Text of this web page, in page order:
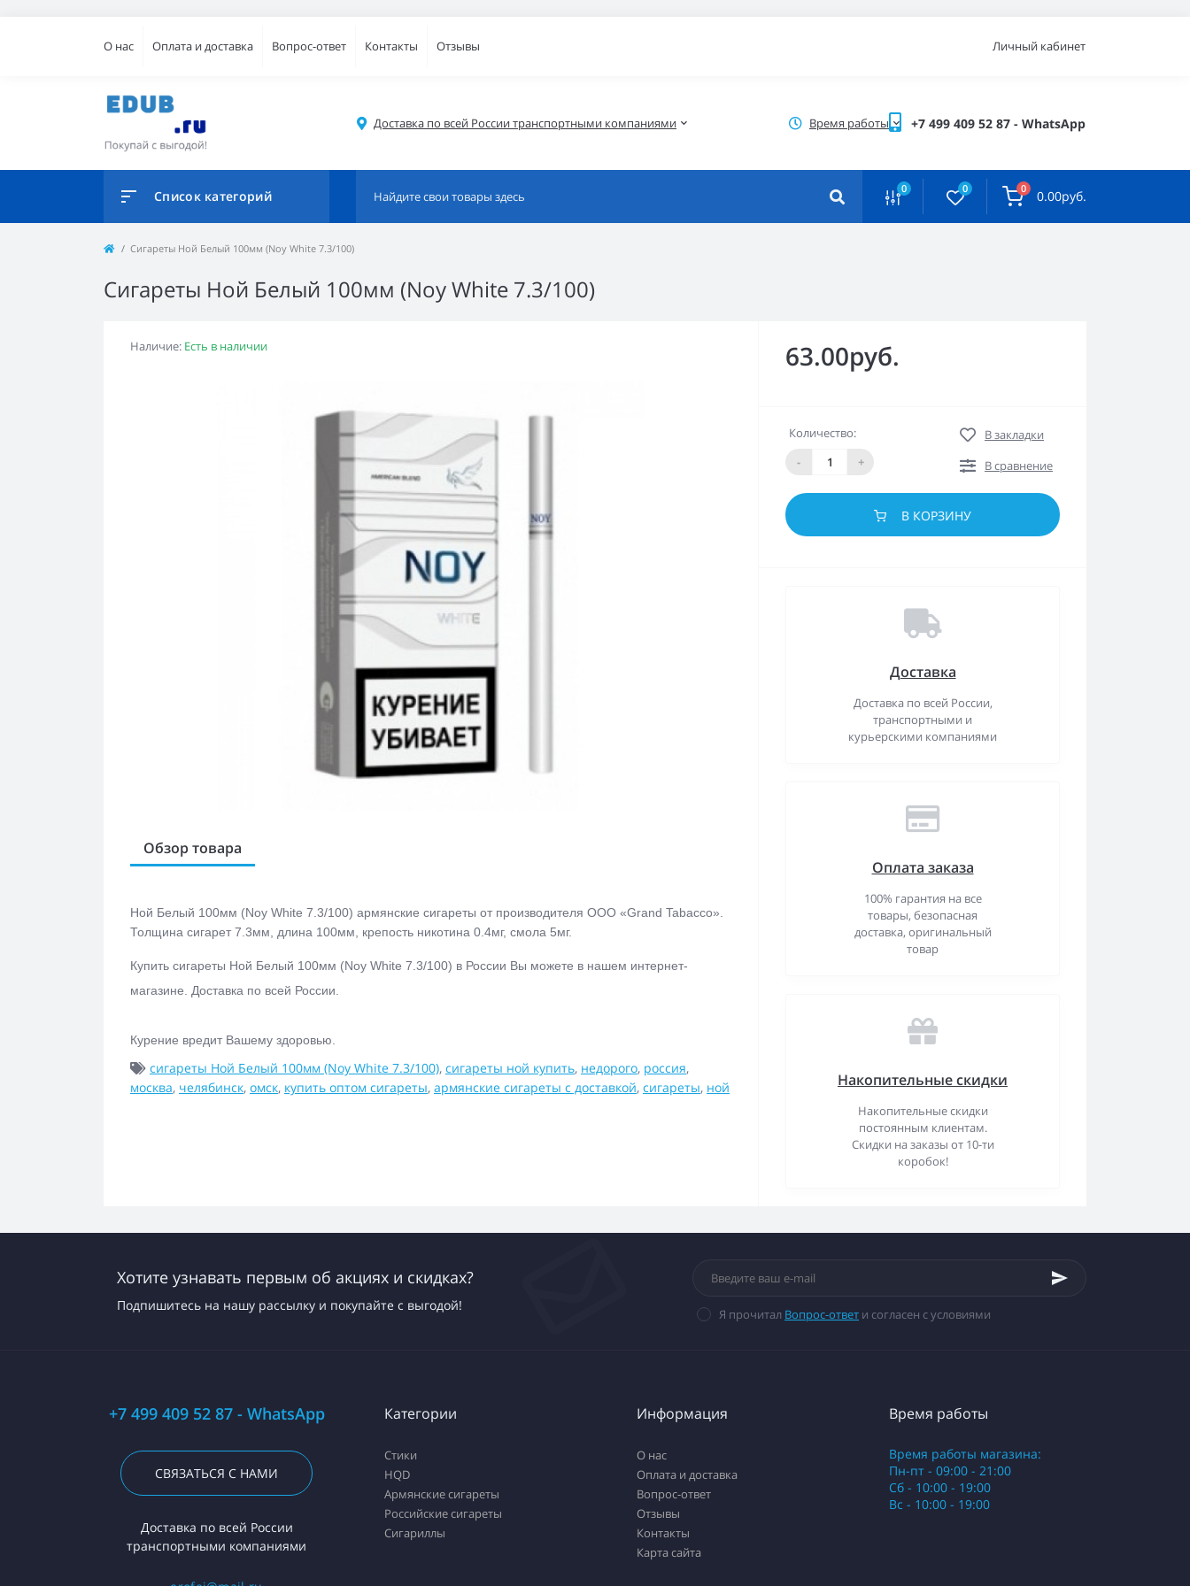
О нас Оплата и доставка Вопрос-ответ Контакты Отзывы Личный кабинет
Доставка по всей России транспортными компаниями Время работы +7 499 409 52 87 - WhatsApp
Список категорий 0 0 0 0.00руб.
Сигареты Ной Белый 100мм (Noy White 7.3/100)
Сигареты Ной Белый 100мм (Noy White 7.3/100)
Наличие: Есть в наличии
Обзор товара
Ной Белый 100мм (Noy White 7.3/100) армянские сигареты от производителя ООО «Grand Tabacco».
Толщина сигарет 7.3мм, длина 100мм, крепость никотина 0.4мг, смола 5мг.
Купить сигареты Ной Белый 100мм (Noy White 7.3/100) в России Вы можете в нашем интернет-
магазине. Доставка по всей России.
Курение вредит Вашему здоровью.
сигареты Ной Белый 100мм (Noy White 7.3/100), сигареты ной купить, недорого, россия,
москва, челябинск, омск, купить оптом сигареты, армянские сигареты с доставкой, сигареты, ной
63.00руб.
Количество:
-
+
В закладки
В сравнение
В КОРЗИНУ
Доставка
Доставка по всей России,
транспортными и
курьерскими компаниями
Оплата заказа
100% гарантия на все
товары, безопасная
доставка, оригинальный
товар
Накопительные скидки
Накопительные скидки
постоянным клиентам.
Скидки на заказы от 10-ти
коробок!
Хотите узнавать первым об акциях и скидках?
Подпишитесь на нашу рассылку и покупайте с выгодой!
Я прочитал Вопрос-ответ и согласен с условиями
+7 499 409 52 87 - WhatsApp
СВЯЗАТЬСЯ С НАМИ
Доставка по всей России
транспортными компаниями
Категории
Стики
HQD
Армянские сигареты
Российские сигареты
Сигариллы
Информация
О нас
Оплата и доставка
Вопрос-ответ
Отзывы
Контакты
Карта сайта
Время работы
Время работы магазина:
Пн-пт - 09:00 - 21:00
Сб - 10:00 - 19:00
Вс - 10:00 - 19:00